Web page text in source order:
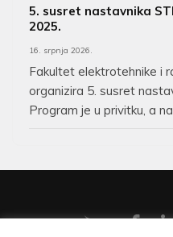
5. susret nastavnika
2025.
16. srpnja 2026.
Fakultet elektrotehnike i
organizira 5. susret
Program je u privitku, a